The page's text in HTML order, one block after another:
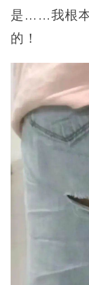
是……我根本
的！